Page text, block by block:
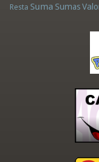
Resta Suma Sumas